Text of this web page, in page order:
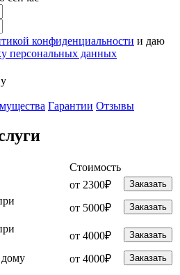
конфиденциальности и даю
персональных данных
Гарантии Отзывы
Стоимость
от 2300₽ Заказать
от 5000₽ Заказать
от 4000₽ Заказать
дому от 4000₽ Заказать